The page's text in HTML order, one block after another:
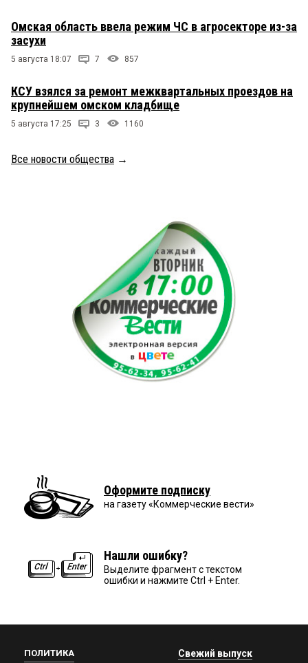
Омская область ввела режим ЧС в агросекторе из-за
засухи
5 августа 18:07 7 857
КСУ взялся за ремонт межквартальных проездов на
крупнейшем омском кладбище
5 августа 17:25 3 1160
Все новости общества →
Оформите подписку
на газету «Коммерческие вести»
Нашли ошибку?
Выделите фрагмент с текстом
ошибки и нажмите Ctrl + Enter.
ПОЛИТИКА Свежий выпуск